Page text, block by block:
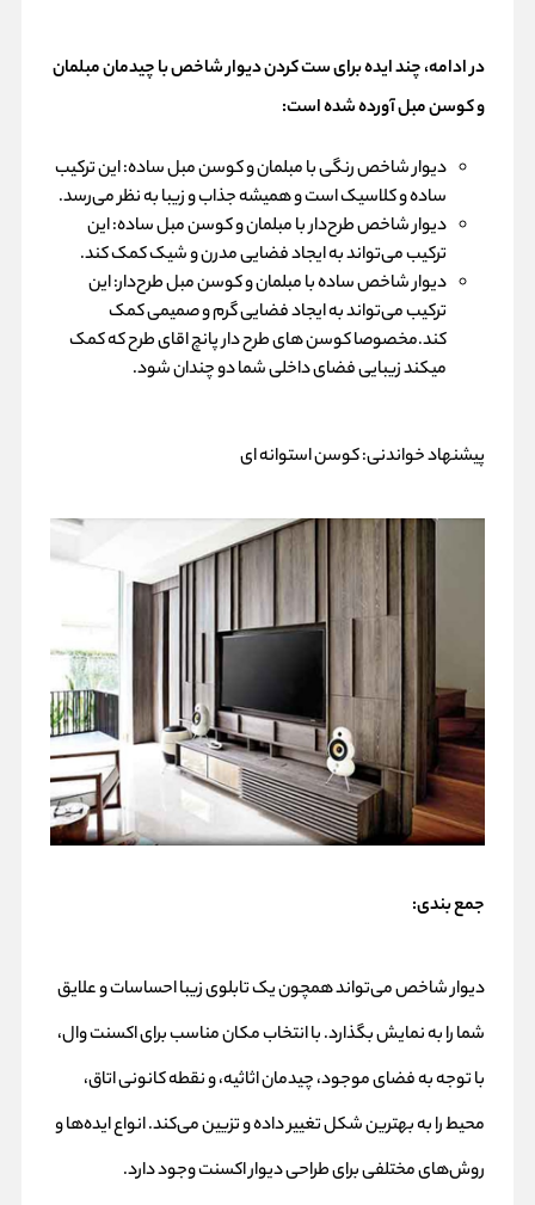
در ادامه، چند ایده برای ست کردن دیوار شاخص با چیدمان مبلمان
و کوسن مبل آورده شده است:
دیوار شاخص رنگی با مبلمان و کوسن مبل ساده: این ترکیب
ساده و کلاسیک است و همیشه جذاب و زیبا به نظر می‌رسد.
دیوار شاخص طرح‌دار با مبلمان و کوسن مبل ساده: این
ترکیب می‌تواند به ایجاد فضایی مدرن و شیک کمک کند.
دیوار شاخص ساده با مبلمان و کوسن مبل طرح‌دار: این
ترکیب می‌تواند به ایجاد فضایی گرم و صمیمی کمک
کند.مخصوصا کوسن های طرح دار پانچ اقای طرح که کمک
میکند زیبایی فضای داخلی شما دو چندان شود.
پیشنهاد خواندنی:کوسن استوانه ای
جمع بندی:
دیوار شاخص می‌تواند همچون یک تابلوی زیبا احساسات و علایق
شما را به نمایش بگذارد. با انتخاب مکان مناسب برای اکسنت وال،
با توجه به فضای موجود، چیدمان اثاثیه، و نقطه کانونی اتاق،
محیط را به بهترین شکل تغییر داده و تزیین می‌کند. انواع ایده‌ها و
روش‌های مختلفی برای طراحی دیوار اکسنت وجود دارد.